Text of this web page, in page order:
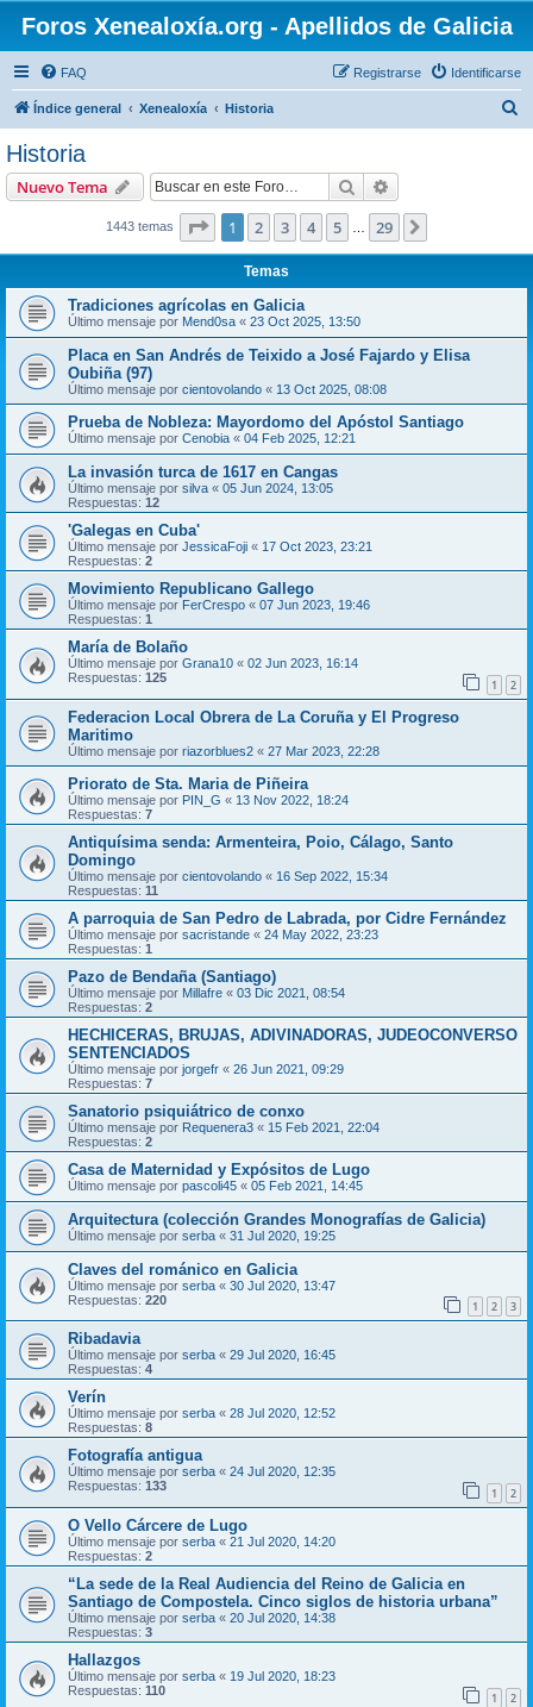
Foros Xenealoxía.org - Apellidos de Galicia
FAQ Identificarse
Registrarse
Índice general Xenealoxía Historia
Historia
Nuevo Tema Buscar
1443 temas Página de 29
1 2 3 4 5 29
Temas
Tradiciones agrícolas en Galicia
Último mensaje por Mend0sa « 23 Oct 2025, 13:50
Placa en San Andrés de Teixido a José Fajardo y Elisa
Oubiña (97)
Último mensaje por cientovolando « 13 Oct 2025, 08:08
Prueba de Nobleza: Mayordomo del Apóstol Santiago
Último mensaje por Cenobia « 04 Feb 2025, 12:21
La invasión turca de 1617 en Cangas
Último mensaje por silva « 05 Jun 2024, 13:05
Respuestas: 12
'Galegas en Cuba'
Último mensaje por JessicaFoji « 17 Oct 2023, 23:21
Respuestas: 2
Movimiento Republicano Gallego
Último mensaje por FerCrespo « 07 Jun 2023, 19:46
Respuestas: 1
María de Bolaño
Último mensaje por Grana10 « 02 Jun 2023, 16:14
Respuestas: 125 1 2
Federacion Local Obrera de La Coruña y El Progreso
Maritimo
Último mensaje por riazorblues2 « 27 Mar 2023, 22:28
Priorato de Sta. Maria de Piñeira
Último mensaje por PIN_G « 13 Nov 2022, 18:24
Respuestas: 7
Antiquísima senda: Armenteira, Poio, Cálago, Santo
Domingo
Último mensaje por cientovolando « 16 Sep 2022, 15:34
Respuestas: 11
A parroquia de San Pedro de Labrada, por Cidre Fernández
Último mensaje por sacristande « 24 May 2022, 23:23
Respuestas: 1
Pazo de Bendaña (Santiago)
Último mensaje por Millafre « 03 Dic 2021, 08:54
Respuestas: 2
HECHICERAS, BRUJAS, ADIVINADORAS, JUDEOCONVERSO
SENTENCIADOS
Último mensaje por jorgefr « 26 Jun 2021, 09:29
Respuestas: 7
Sanatorio psiquiátrico de conxo
Último mensaje por Requenera3 « 15 Feb 2021, 22:04
Respuestas: 2
Casa de Maternidad y Expósitos de Lugo
Último mensaje por pascoli45 « 05 Feb 2021, 14:45
Arquitectura (colección Grandes Monografías de Galicia)
Último mensaje por serba « 31 Jul 2020, 19:25
Claves del románico en Galicia
Último mensaje por serba « 30 Jul 2020, 13:47
Respuestas: 220 1 2 3
Ribadavia
Último mensaje por serba « 29 Jul 2020, 16:45
Respuestas: 4
Verín
Último mensaje por serba « 28 Jul 2020, 12:52
Respuestas: 8
Fotografía antigua
Último mensaje por serba « 24 Jul 2020, 12:35
Respuestas: 133 1 2
O Vello Cárcere de Lugo
Último mensaje por serba « 21 Jul 2020, 14:20
Respuestas: 2
“La sede de la Real Audiencia del Reino de Galicia en
Santiago de Compostela. Cinco siglos de historia urbana”
Último mensaje por serba « 20 Jul 2020, 14:38
Respuestas: 3
Hallazgos
Último mensaje por serba « 19 Jul 2020, 18:23
Respuestas: 110 1 2